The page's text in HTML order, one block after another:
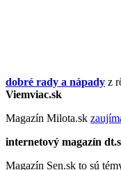
dobré rady a nápady z
Viemviac.sk
Magazín Milota.sk
internetový magazín
Magazín Sen.sk to sú